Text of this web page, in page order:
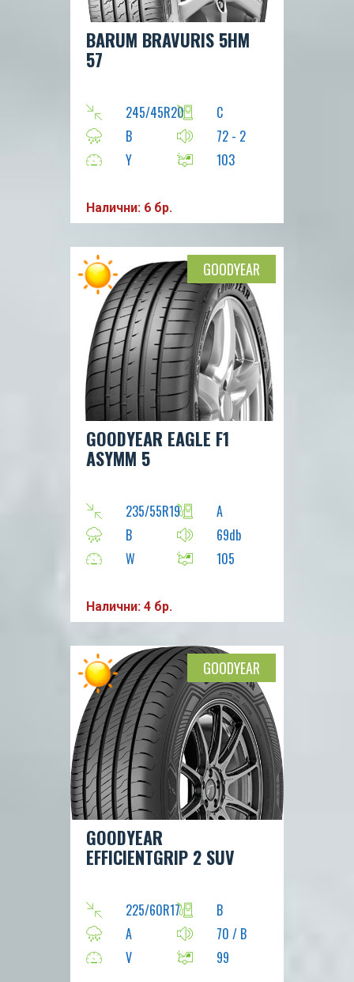
BARUM BRAVURIS 5HM
57
245/45R20
C
B
72 - 2
Y
103
Налични: 6 бр.
GOODYEAR EAGLE F1
ASYMM 5
235/55R19
A
B
69db
W
105
Налични: 4 бр.
GOODYEAR
GOODYEAR
EFFICIENTGRIP 2 SUV
225/60R17
B
A
70 / B
V
99
GOODYEAR